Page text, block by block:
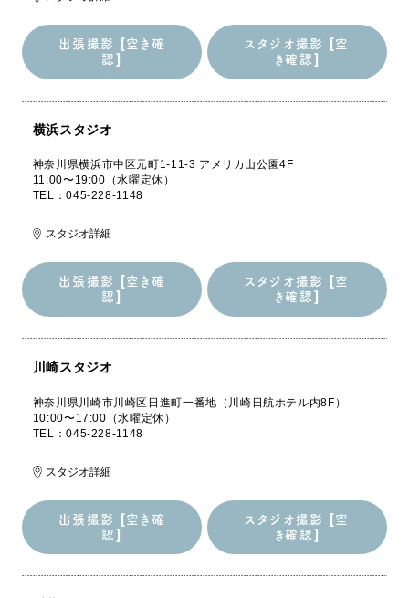
出張撮影 [空き確
認]
出張撮影 [空き確
スタジオ撮影 [空
き確認]
スタジオ撮影 [空
横浜スタジオ
神奈川県横浜市中区元町1-11-3 アメリカ山公園4F
11:00〜19:00（水曜定休）
TEL：045-228-1148
スタジオ詳細
出張撮影 [空き確
認]
出張撮影 [空き確
スタジオ撮影 [空
き確認]
スタジオ撮影 [空
川崎スタジオ
神奈川県川崎市川崎区日進町一番地（川崎日航ホテル内8F）
10:00〜17:00（水曜定休）
TEL：045-228-1148
スタジオ詳細
出張撮影 [空き確
認]
出張撮影 [空き確
スタジオ撮影 [空
き確認]
スタジオ撮影 [空